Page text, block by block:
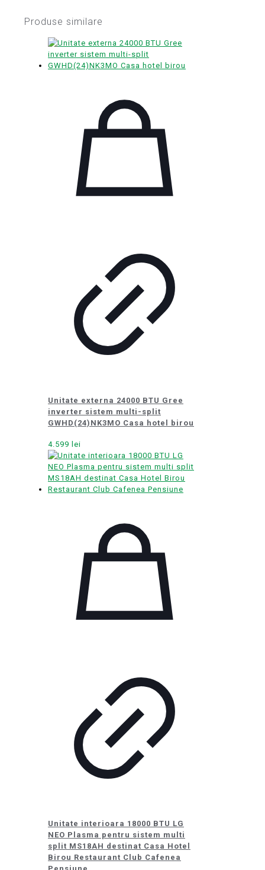
Produse similare
Unitate externa 24000 BTU Gree
inverter sistem multi-split
GWHD(24)NK3MO Casa hotel birou
4.599 lei
Unitate interioara 18000 BTU LG
NEO Plasma pentru sistem multi
split MS18AH destinat Casa Hotel
Birou Restaurant Club Cafenea